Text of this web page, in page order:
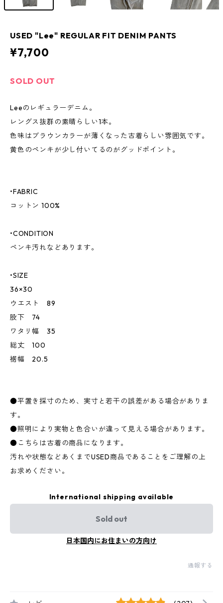
USED "Lee" REGULAR FIT DENIM PANTS
¥7,700
SOLD OUT
Leeのレギュラーデニム。
レングス抜群の素晴らしい1本。
色味はブラウンカラーが薄くなった古着らしい雰囲気です。
黄色のペンキが少し付いてるのがグッドポイント。
•FABRIC
コットン 100%
•CONDITION
ペンキ汚れなどあります。
•SIZE
36×30
ウエスト 89
股下 74
ワタリ幅 35
総丈 100
裾幅 20.5
●平置き採寸のため、実寸と若干の誤差がある場合がありま
す。
●照明により実物と色合いが違って見える場合があります。
●こちらは古着の商品になります。
汚れや状態などあくまでUSED商品であることをご理解の上
お求めください。
International shipping available
Sold out
日本国内にお住まいの方向け
通報する